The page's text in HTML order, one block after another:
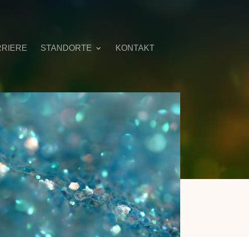
STANDORTE KONTAKT